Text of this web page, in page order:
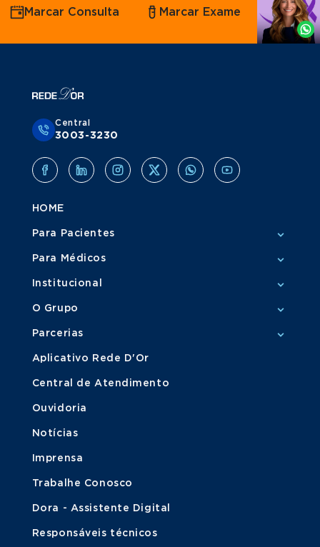
por
Whatsapp
Marcar Consulta Marcar Exame
Central
3003-3230
HOME
Para Pacientes
Para Médicos
Institucional
O Grupo
Parcerias
Aplicativo Rede D'Or
Central de Atendimento
Ouvidoria
Notícias
Imprensa
Trabalhe Conosco
Dora - Assistente Digital
Responsáveis técnicos